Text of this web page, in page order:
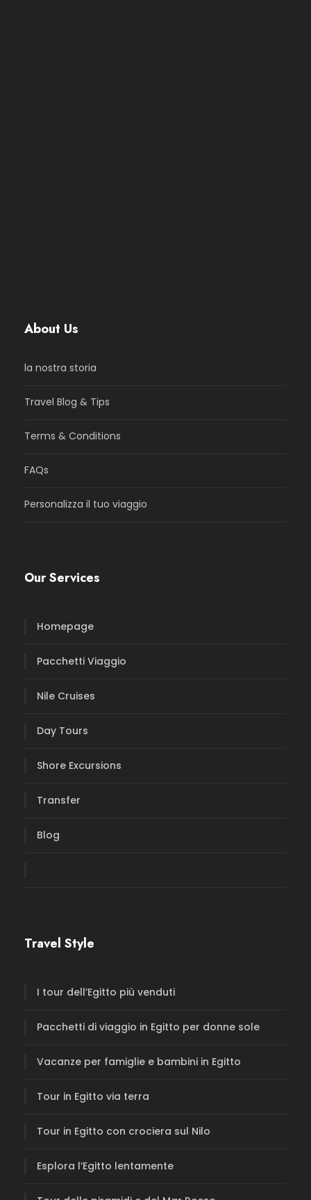
About Us
la nostra storia
Travel Blog & Tips
Terms & Conditions
FAQs
Personalizza il tuo viaggio
Our Services
Homepage
Pacchetti Viaggio
Nile Cruises
Day Tours
Shore Excursions
Transfer
Blog
Travel Style
I tour dell’Egitto più venduti
Pacchetti di viaggio in Egitto per donne sole
Vacanze per famiglie e bambini in Egitto
Tour in Egitto via terra
Tour in Egitto con crociera sul Nilo
Esplora l’Egitto lentamente